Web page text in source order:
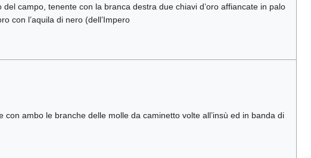
campo, tenente con la branca destra due chiavi d’oro affiancate in palo
con l’aquila di nero (dell’Impero
con ambo le branche delle molle da caminetto volte all’insù ed in banda di